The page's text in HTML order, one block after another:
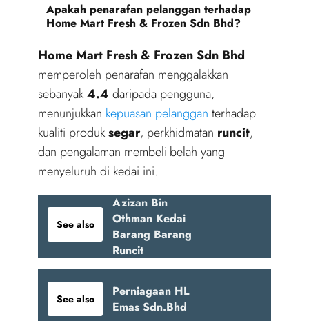
Apakah penarafan pelanggan terhadap
Home Mart Fresh & Frozen Sdn Bhd?
Home Mart Fresh & Frozen Sdn Bhd
memperoleh penarafan menggalakkan
sebanyak4.4 daripada pengguna,
menunjukkan kepuasan pelanggan terhadap
kualiti produksegar, perkhidmatan runcit,
dan pengalaman membeli-belah yang
menyeluruh di kedai ini.
See also
Azizan Bin
Othman Kedai
Barang Barang
Runcit
See also
Perniagaan HL
Emas Sdn.Bhd